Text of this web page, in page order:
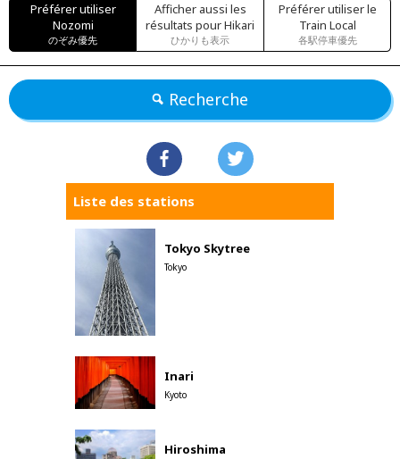
Préférer utiliser
Nozomi
のぞみ優先
Afficher aussi les
résultats pour Hikari
ひかりも表示
Préférer utiliser le
Train Local
各駅停車優先
Recherche
Liste des stations
Tokyo Skytree
Tokyo
Inari
Kyoto
Hiroshima